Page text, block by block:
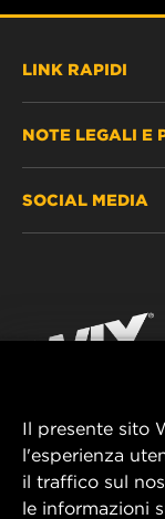
LINK RAPIDI
DOVE
CONTATTACI
NOTE LEGALI E
IMPRESSUM
SOCIAL MEDIA
YouTube
ul. Wrocławska
Il presente sito
l'esperienza
il traffico sul
le informazioni